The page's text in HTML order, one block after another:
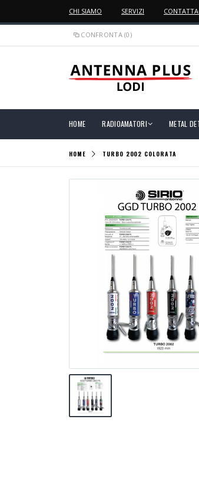
CHI SIAMO SERVIZI
CONFRONTA (0)
HOME RADIOAMATORI METAL
HOME TURBO 2002 COLORATA